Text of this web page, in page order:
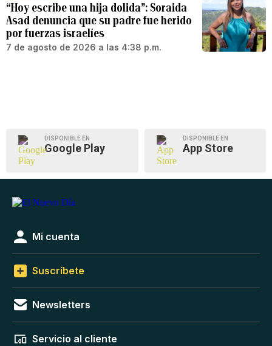
“Hoy escribe una hija dolida”: Soraida
Asad denuncia que su padre fue herido
por fuerzas israelíes
7 de agosto de 2026 a las 4:38 p.m.
DISPONIBLE EN
Google Play
DISPONIBLE EN
App Store
Mi cuenta
Suscríbete
Newsletters
Servicio al cliente